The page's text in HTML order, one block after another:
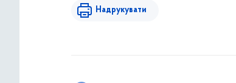
Надрукувати